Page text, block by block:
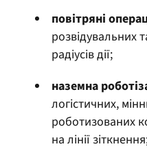
повітряні
розвідувальних
радіусів дії;
наземна
логістичних,
роботизованих
на лінії